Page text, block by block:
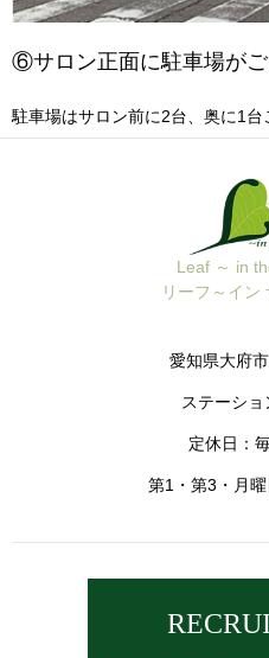
⑥サロン正面に駐車場がご
駐車場はサロン前に2台、奥に1台
Leaf ～ in
リーフ～イン
愛知県大府
ステーシ
定休日：
第1・第3・月